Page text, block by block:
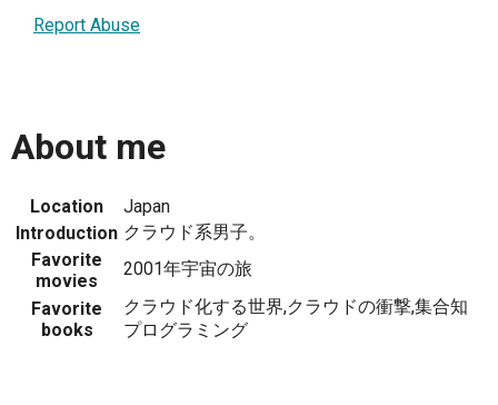
Report Abuse
About me
Location
Japan
Introduction クラウド系男子。
Favorite
movies
2001年宇宙の旅
Favorite
books
クラウド化する世界,クラウドの衝撃,集合知
プログラミング